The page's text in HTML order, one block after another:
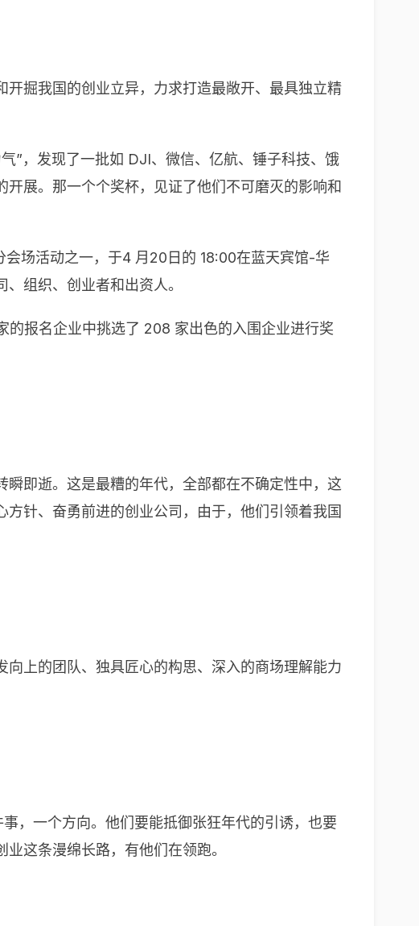
掘我国的创业立异，力求打造最敞开、最具独立精
”，发现了一批如 DJI、微信、亿航、锤子科技、饿
展。那一个个奖杯，见证了他们不可磨灭的影响和
场活动之一，于4 月20日的 18:00在蓝天宾馆-华
组织、创业者和出资人。
报名企业中挑选了 208 家出色的入围企业进行奖
即逝。这是最糟的年代，全部都在不确定性中，这
针、奋勇前进的创业公司，由于，他们引领着我国
上的团队、独具匠心的构思、深入的商场理解能力
，一个方向。他们要能抵御张狂年代的引诱，也要
这条漫绵长路，有他们在领跑。